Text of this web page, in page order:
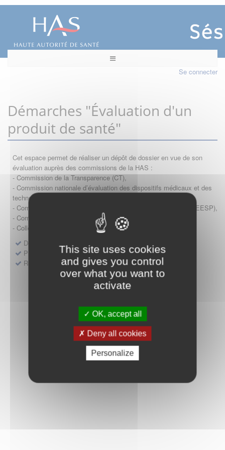
This site uses cookies
and gives you control
over what you want to
activate
OK, accept all
Deny all cookies
Personalize
Se connecter
Démarches "Évaluation d'un
produit de santé"
Cet espace permet de réaliser un dépôt de dossier en vue de son
évaluation auprès des commissions de la HAS :
- Commission de la Transparence (CT),
- Commission nationale d’évaluation des dispositifs médicaux et des
technologies de santé (CNEDiMTS),
- Commission d'évaluation économique et de santé publique (CEESP),
- Commission technique des vaccinations (CTV)
- Collège HAS (Forfait innovation : DM, DM-DIV, actes)
Dépôt d'un dossier pour un produit de santé
Protocoles d'études post-inscription
Rencontres précoces